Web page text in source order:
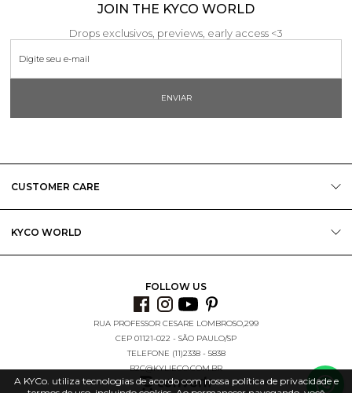
JOIN THE KYCO WORLD
Drops exclusivos, previews, early access <3
ENVIAR
CUSTOMER CARE
KYCO WORLD
RUA PROFESSOR CESARE LOMBROSO,299
CEP 01121-022 - SÃO PAULO/SP
TELEFONE (11)2338 - 5838
B2C@KYLIECO.COM.BR
FOLLOW US
A KYCo. utiliza tecnologias de acordo com nossa política de privacidade e